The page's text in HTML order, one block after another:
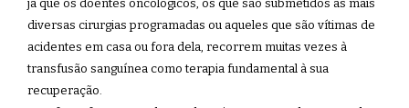
já que os doentes oncológicos, os que são submetidos às mais
diversas cirurgias programadas ou aqueles que são vítimas de
acidentes em casa ou fora dela, recorrem muitas vezes à
transfusão sanguínea como terapia fundamental à sua
recuperação.